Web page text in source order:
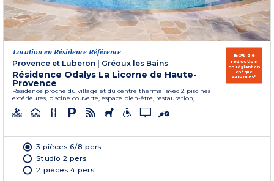
Location en Résidence Référence
Provence et Luberon
Gréoux les Bains
Résidence Odalys La Licorne de Haute-
Provence
Résidence proche du village et du centre thermal avec 2 piscines
extérieures, piscine couverte, espace bien-être, restauration,...
150€ de
réduction
en réglant en
chèque
vacances*
3 pièces 6/8 pers.
Studio 2 pers.
2 pièces 4 pers.